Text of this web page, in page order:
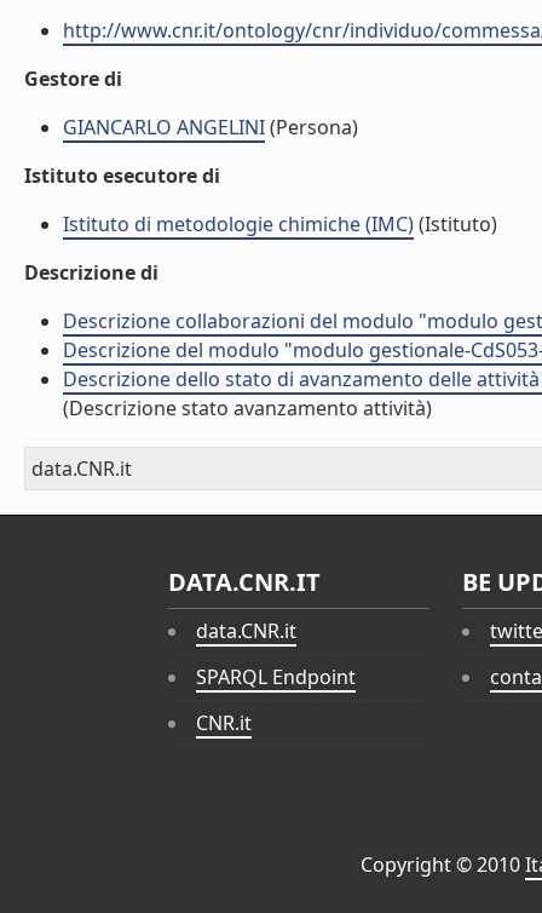
http://www.cnr.it/ontology/cnr/individuo/
Gestore di
GIANCARLO ANGELINI(Persona)
Istituto esecutore di
Istituto di metodologie chimiche (IMC)(Istituto)
Descrizione di
Descrizione collaborazioni del modulo "modulo
Descrizione del modulo "modulo gestionale-CdS053-
Descrizione dello stato di avanzamento delle
(Descrizione stato avanzamento attività)
data.CNR.it
DATA.CNR.IT
data.CNR.it
SPARQL Endpoint
CNR.it
BE
Copyright © 2010